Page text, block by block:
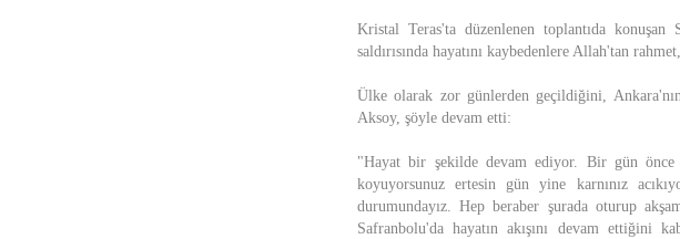
Kristal Teras'ta düzenlenen toplantıda
saldırısında hayatını kaybedenlere Allah'tan
Ülke olarak zor günlerden geçildiğini,
Aksoy, şöyle devam etti:
"Hayat bir şekilde devam ediyor. Bir gün önce
koyuyorsunuz ertesin gün yine karnınız
durumundayız. Hep beraber şurada oturup
Safranbolu'da hayatın akışını devam ettiğini